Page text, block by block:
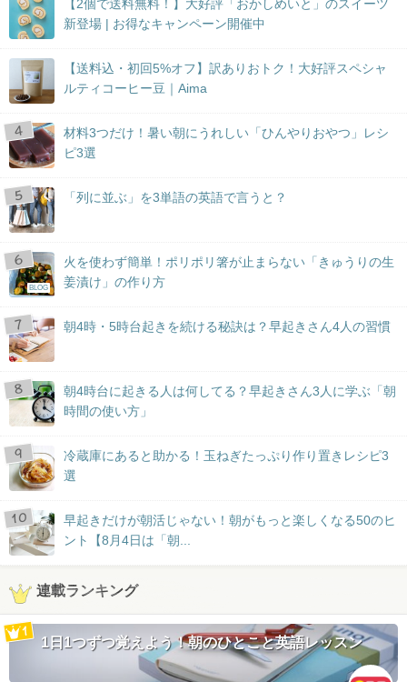
【2個で送料無料！】大好評「おかしめいと」のスイーツ
新登場 | お得なキャンペーン開催中
【送料込・初回5%オフ】訳ありおトク！大好評スペシャ
ルティコーヒー豆｜Aima
材料3つだけ！暑い朝にうれしい「ひんやりおやつ」レシ
ピ3選
「列に並ぶ」を3単語の英語で言うと？
BLOG
火を使わず簡単！ポリポリ箸が止まらない「きゅうりの生
姜漬け」の作り方
朝4時・5時台起きを続ける秘訣は？早起きさん4人の習慣
朝4時台に起きる人は何してる？早起きさん3人に学ぶ「朝
時間の使い方」
冷蔵庫にあると助かる！玉ねぎたっぷり作り置きレシピ3
選
早起きだけが朝活じゃない！朝がもっと楽しくなる50のヒ
ント【8月4日は「朝...
連載ランキング
1日1つずつ覚えよう！朝のひとこと英語レッスン